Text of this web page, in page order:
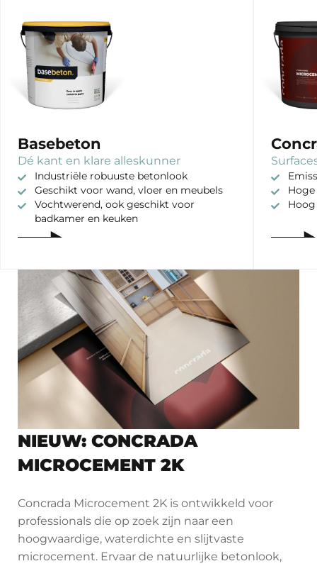
Basebeton
Dé kant en klare alleskunner
Industriële robuuste betonlook
Geschikt voor wand, vloer en meubels
Vochtwerend, ook geschikt voor
badkamer en keuken
NIEUW: CONCRADA
MICROCEMENT 2K
Concrada Microcement 2K is ontwikkeld voor
professionals die op zoek zijn naar een
hoogwaardige, waterdichte en slijtvaste
microcement. Ervaar de natuurlijke betonlook,